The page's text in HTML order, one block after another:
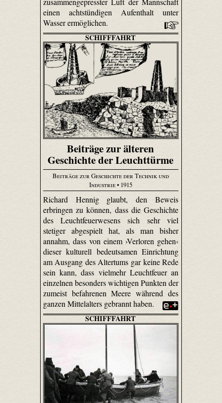
einen achtstündigen Aufenthalt unter
Wasser ermöglichen.
SCHIFFFAHRT
Beiträge zur älteren
Geschichte der Leuchttürme
Beiträge zur Geschichte der Technik und
Industrie• 1915
Richard Hennig glaubt, den Beweis
erbringen zu können, dass die Geschichte
des Leuchtfeuerwesens sich sehr viel
stetiger abgespielt hat, als man bisher
annahm, dass von einem ›Verloren gehen‹
dieser kulturell bedeutsamen Einrichtung
am Ausgang des Altertums gar keine Rede
sein kann, dass vielmehr Leuchtfeuer an
einzelnen besonders wichtigen Punkten der
zumeist befahrenen Meere während des
ganzen Mittelalters gebrannt haben.
SCHIFFFAHRT